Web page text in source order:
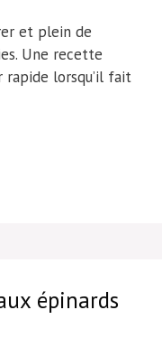
et plein de
Une recette
lorsqu’il fait
épinards